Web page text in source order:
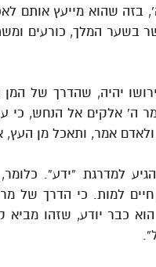
בזה שהוא מייעץ אותם
בשער המלך, כורעים
יהיה, שהדרך של
ה’ אלקים אל הנחש,
אמר, ותאכל מן העץ,
למדרגת “ידע”.
למות. כי הדרך של
כבר יודע, שזהו